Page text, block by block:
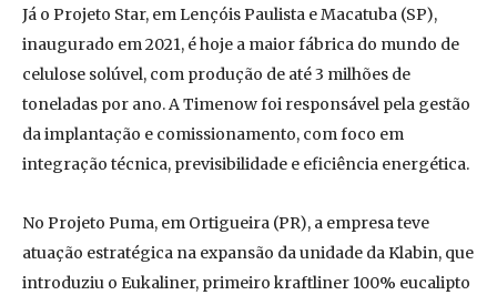
Já o Projeto Star, em Lençóis Paulista e Macatuba (SP),
inaugurado em 2021, é hoje a maior fábrica do mundo de
celulose solúvel, com produção de até 3 milhões de
toneladas por ano. A Timenow foi responsável pela gestão
da implantação e comissionamento, com foco em
integração técnica, previsibilidade e eficiência energética.
No Projeto Puma, em Ortigueira (PR), a empresa teve
atuação estratégica na expansão da unidade da Klabin, que
introduziu o Eukaliner, primeiro kraftliner 100% eucalipto